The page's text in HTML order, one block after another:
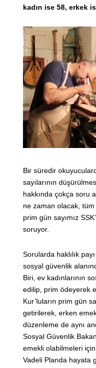
kadın ise 58, erkek
Bir süredir
sayılarının
hakkında çokça soru
ne zaman olacak, tüm
prim gün sayımız
soruyor.
Sorularda haklılık
sosyal güvenlik
Biri, ev kadınlarının
edilip, prim ödeyerek
Kur’luların prim gün
getirilerek, erken
düzenleme de aynı
Sosyal Güvenlik
emekli olabilmeleri
Vadeli Planda hayata